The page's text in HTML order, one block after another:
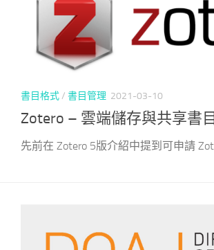
書目格式/ 書目管理 2021-03-10
Zotero – 雲端儲存與共享書
先前在 Zotero 5版介紹中提到可申請